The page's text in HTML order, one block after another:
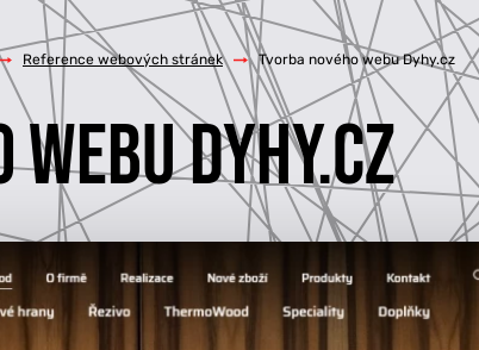
/ Reference webových stránek / Tvorba nového webu Dyhy.cz
WEBU DYHY.CZ